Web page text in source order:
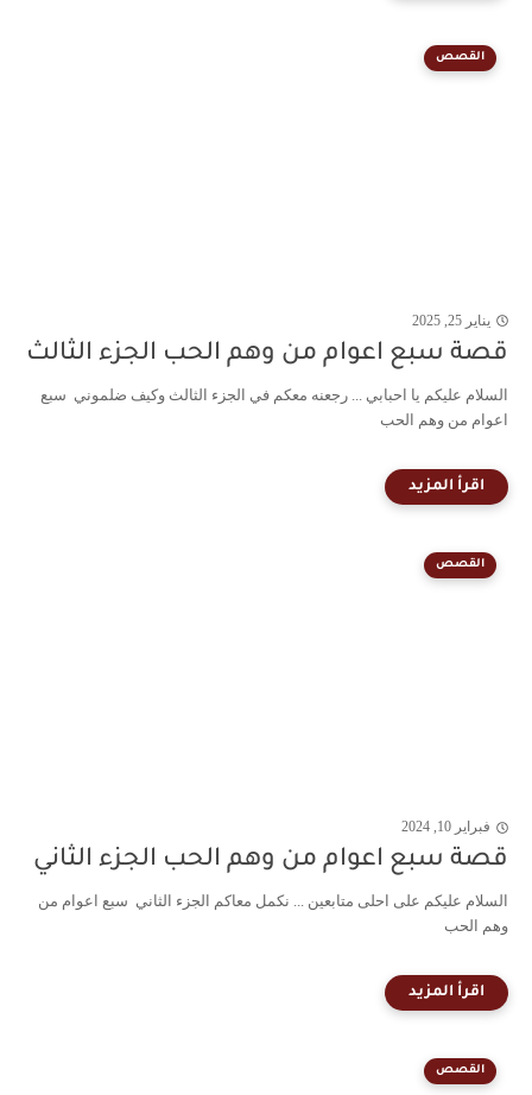
القصص
يناير 25, 2025
قصة سبع اعوام من وهم الحب الجزء الثالث
السلام عليكم يا احبابي ... رجعنه معكم في الجزء الثالث وكيف ضلموني سبع
اعوام من وهم الحب
القصص
فبراير 10, 2024
قصة سبع اعوام من وهم الحب الجزء الثاني
السلام عليكم على احلى متابعين ... نكمل معاكم الجزء الثاني سبع اعوام من
وهم الحب
القصص